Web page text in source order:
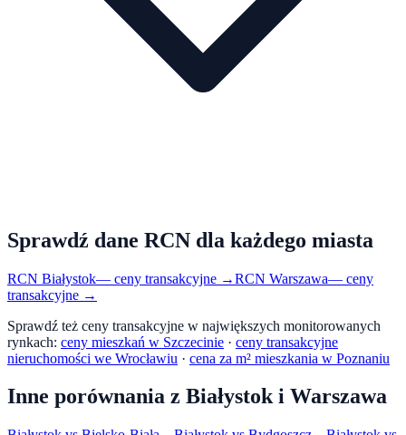
Sprawdź dane RCN dla każdego miasta
RCN Białystok— ceny transakcyjne →RCN Warszawa— ceny
transakcyjne →
Sprawdź też ceny transakcyjne w największych monitorowanych
rynkach: ceny mieszkań w Szczecinie · ceny transakcyjne
nieruchomości we Wrocławiu · cena za m² mieszkania w Poznaniu
Inne porównania z Białystoki Warszawa